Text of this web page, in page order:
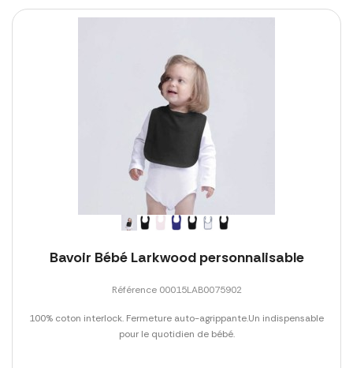
Bavoir Bébé Larkwood personnalisable
Référence 00015LAB0075902
100% coton interlock. Fermeture auto-agrippante.Un indispensable
pour le quotidien de bébé.